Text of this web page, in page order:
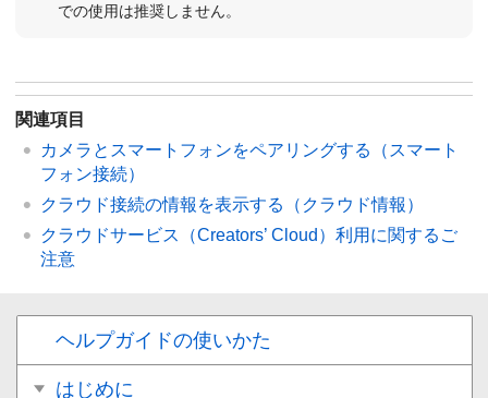
での使用は推奨しません。
関連項目
カメラとスマートフォンをペアリングする（ スマート
フォン接続）
クラウド接続の情報を表示する（ クラウド情報 ）
クラウドサービス（Creators’ Cloud）利用に関するご
注意
ヘルプガイドの使いかた
はじめに